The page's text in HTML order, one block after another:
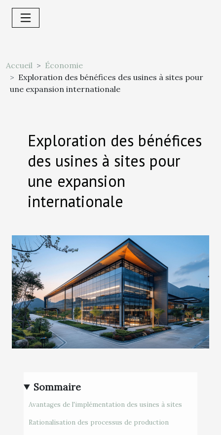
Accueil
Économie
Exploration des bénéfices des usines à sites pour
une expansion internationale
Exploration des bénéfices
des usines à sites pour
une expansion
internationale
Sommaire
Avantages de l'implémentation des usines à sites
Rationalisation des processus de production